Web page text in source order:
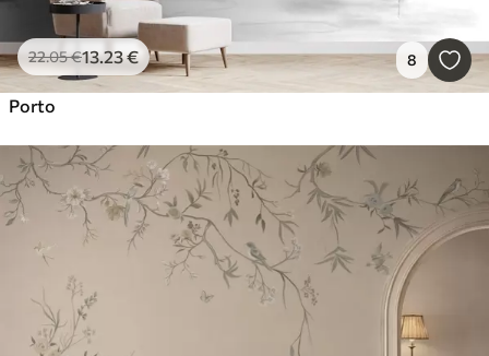
22.05€13.23€ 8
Porto